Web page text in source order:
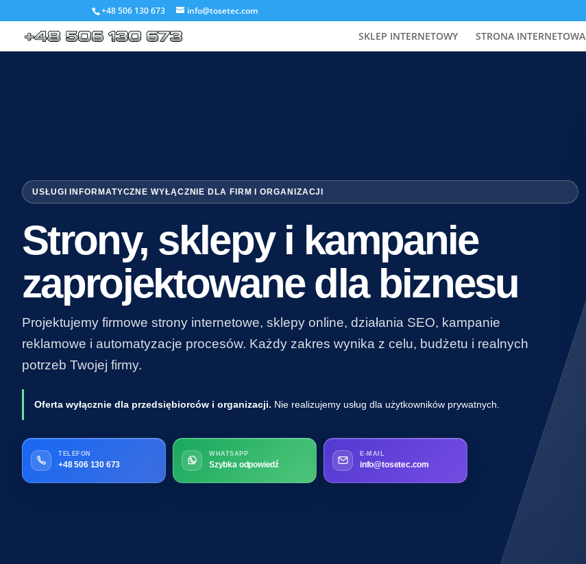
+48 506 130 673 info@tosetec.com
SKLEP INTERNETOWY STRONA INTERNETOWA
USŁUGI INFORMATYCZNE WYŁĄCZNIE DLA FIRM I ORGANIZACJI
Strony, sklepy i kampanie
zaprojektowane dla biznesu
Projektujemy firmowe strony internetowe, sklepy online, działania SEO, kampanie
reklamowe i automatyzacje procesów. Każdy zakres wynika z celu, budżetu i realnych
potrzeb Twojej firmy.
Oferta wyłącznie dla przedsiębiorców i organizacji. Nie realizujemy usług dla użytkowników prywatnych.
TELEFON
+48 506 130 673
WHATSAPP
Szybka odpowiedź
E-MAIL
info@tosetec.com